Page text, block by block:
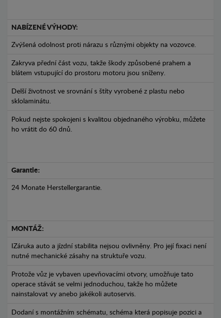
NABÍZENÉ VÝHODY:
Zvýšená odolnost proti nárazu s různými objekty na vozovce.
Zakryva přední část vozu, takže škody způsobené prahem a
blátem vstupující do prostoru motoru jsou sníženy.
Delší životnost ve srovnání s štíty vyrobené z plastu nebo
sklolaminátu.
Pokud nejste spokojeni s kvalitou objednaného výrobku, můžete
ho vrátit do 60 dnů.
Garantie:
24 Monate Herstellergarantie.
MONTÁŽ:
IZáruka auto a jízdní stabilita nejsou ovlivněny. Pro její fixaci není
nutné mechanické zásahy na struktuře vozu.
Protože vůz je vybaven upevňovacími otvory, umožňuje tato
operace stávát se velmi jednoduchou, takže ho můžete
nainstalovat vy anebo jakékoli autoservis.
Dodaní s montážním schématu, schéma která popisuje pozici a